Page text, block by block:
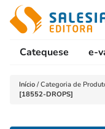
Catequese e-
Início /Categoria de
[18552-DROPS]